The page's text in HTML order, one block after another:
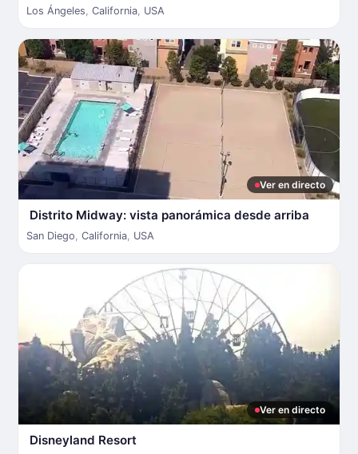
Los Ángeles, California, USA
Ver en directo
Distrito Midway: vista panorámica desde arriba
San Diego, California, USA
Ver en directo
Disneyland Resort